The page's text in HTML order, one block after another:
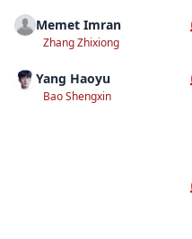
Memet Imran
Zhang Zhixiong
Yang Haoyu
Bao Shengxin